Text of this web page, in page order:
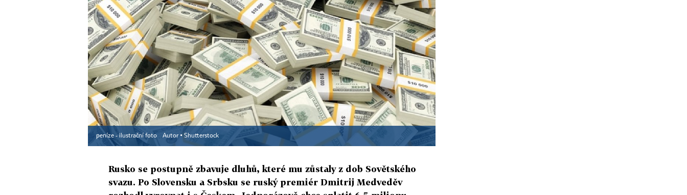
peníze - ilustrační foto Autor ▪ Shutterstock
Rusko se postupně zbavuje dluhů, které mu zůstaly z dob Sovětského
svazu. Po Slovensku a Srbsku se ruský premiér Dmitrij Medveděv